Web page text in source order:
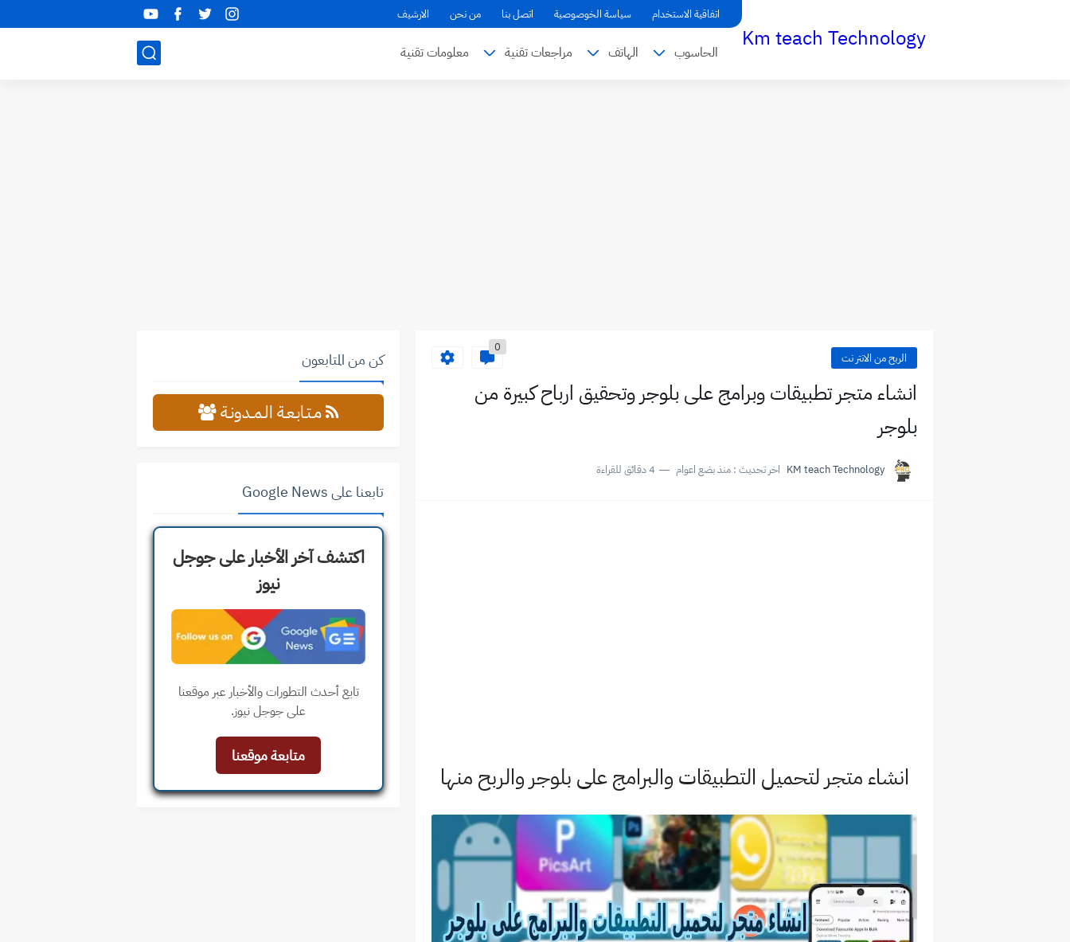
اتفاقية الاستخدام سياسة الخوصوصية اتصل بنا من نحن الارشيف
Km teach Technology الحاسوب الهاتف مراجعات تقنية معلومات تقنية
الربح من الانتر نت
0
انشاء متجر تطبيقات وبرامج على بلوجر وتحقيق ارباح كبيرة من
بلوجر
KM teach Technology اخر تحديث : منذ بضع اعوام 4 دقائق للقراءة
انشاء متجر لتحميل التطبيقات والبرامج على بلوجر والربح منها
كن من المتابعون
مـتـابـعـة الـمــدونـة
تابعنا على Google News
اكتشف آخر الأخبار على جوجل
نيوز
تابع أحدث التطورات والأخبار عبر موقعنا
على جوجل نيوز.
متابعة موقعنا